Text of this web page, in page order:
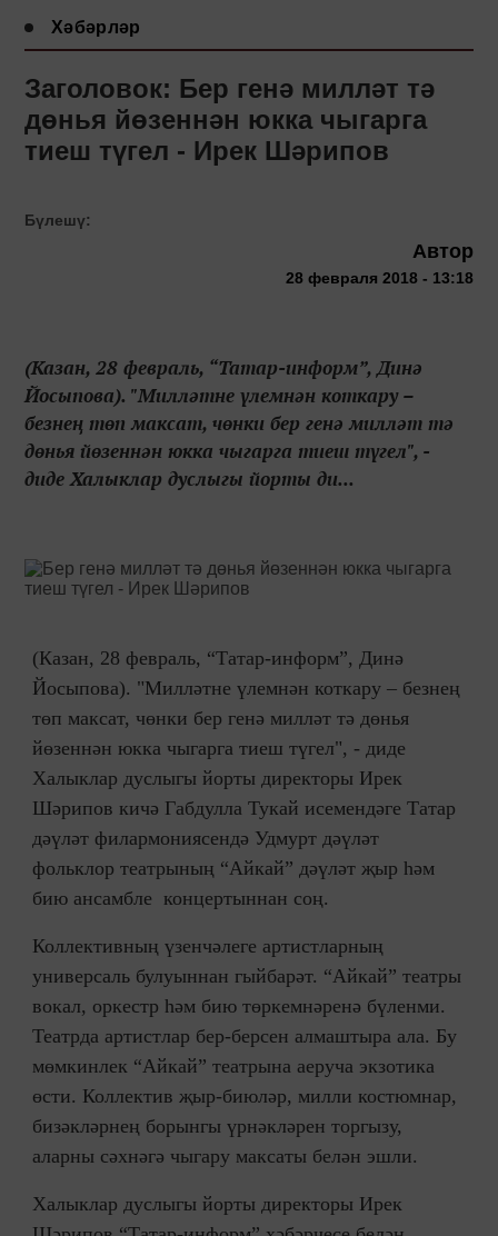
Хәбәрләр
Заголовок: Бер генә милләт тә
дөнья йөзеннән юкка чыгарга
тиеш түгел - Ирек Шәрипов
Бүлешү:
Автор
28 февраля 2018 - 13:18
(Казан, 28 февраль, “Татар-информ”, Динә
Йосыпова). "Милләтне үлемнән коткару –
безнең төп максат, чөнки бер генә милләт тә
дөнья йөзеннән юкка чыгарга тиеш түгел", -
диде Халыклар дуслыгы йорты ди...
(Казан, 28 февраль, “Татар-информ”, Динә
Йосыпова). "Милләтне үлемнән коткару – безнең
төп максат, чөнки бер генә милләт тә дөнья
йөзеннән юкка чыгарга тиеш түгел", - диде
Халыклар дуслыгы йорты директоры Ирек
Шәрипов кичә Габдулла Тукай исемендәге Татар
дәүләт филармониясендә Удмурт дәүләт
фольклор театрының “Айкай” дәүләт җыр һәм
бию ансамбле концертыннан соң.
Коллективның үзенчәлеге артистларның
универсаль булуыннан гыйбарәт. “Айкай” театры
вокал, оркестр һәм бию төркемнәренә бүленми.
Театрда артистлар бер-берсен алмаштыра ала. Бу
мөмкинлек “Айкай” театрына аеруча экзотика
өсти. Коллектив җыр-биюләр, милли костюмнар,
бизәкләрнең борынгы үрнәкләрен торгызу,
аларны сәхнәгә чыгару максаты белән эшли.
Халыклар дуслыгы йорты директоры Ирек